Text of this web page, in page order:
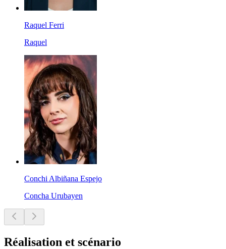
Raquel Ferri
Raquel
Conchi Albiñana Espejo
Concha Urubayen
Réalisation et scénario